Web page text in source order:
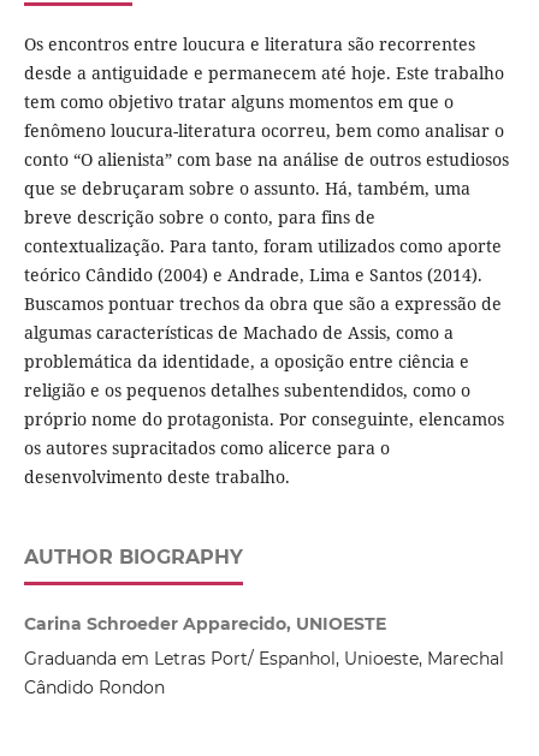
Os encontros entre loucura e literatura são recorrentes
desde a antiguidade e permanecem até hoje. Este trabalho
tem como objetivo tratar alguns momentos em que o
fenômeno loucura-literatura ocorreu, bem como analisar o
conto “O alienista” com base na análise de outros estudiosos
que se debruçaram sobre o assunto. Há, também, uma
breve descrição sobre o conto, para fins de
contextualização. Para tanto, foram utilizados como aporte
teórico Cândido (2004) e Andrade, Lima e Santos (2014).
Buscamos pontuar trechos da obra que são a expressão de
algumas características de Machado de Assis, como a
problemática da identidade, a oposição entre ciência e
religião e os pequenos detalhes subentendidos, como o
próprio nome do protagonista. Por conseguinte, elencamos
os autores supracitados como alicerce para o
desenvolvimento deste trabalho.
AUTHOR BIOGRAPHY
Carina Schroeder Apparecido, UNIOESTE
Graduanda em Letras Port/ Espanhol, Unioeste, Marechal
Cândido Rondon